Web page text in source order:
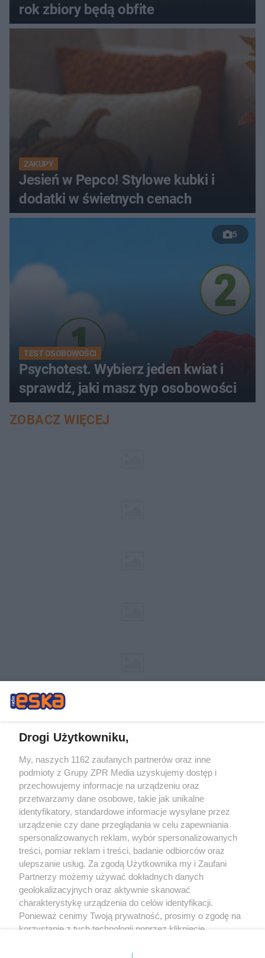
rok zbiory będą obfite
ZAKUPY
Jesień w Pepco! Stylowe kubki i
dodatki w świetnych cenach
5
TEST OSOBOWOŚCI
Psychotest. Wybierz jeden kwiat i
sprawdź, jaki masz typ osobowości
ZOBACZ WIĘCEJ
Żaden utwór zamieszczony w serwisie nie może być powielany i
rozpowszechniany lub dalej rozpowszechniany w jakikolwiek sposób (w
tym także elektroniczny lub mechaniczny) na jakimkolwiek polu
eksploatacji w jakiejkolwiek formie, włącznie z umieszczaniem w Internecie
bez pisemnej zgody właściciela praw. Jakiekolwiek użycie lub
wykorzystanie utworów w całości lub w części z naruszeniem prawa, tzn.
bez właściwej zgody, jest zabronione pod groźbą kary i może być ścigane
prawnie.
O nas
Drogi Użytkowniku,
My, naszych 1162 zaufanych partnerów oraz inne
podmioty z Grupy ZPR Media uzyskujemy dostęp i
przechowujemy informacje na urządzeniu oraz
przetwarzamy dane osobowe, takie jak unikalne
identyfikatory, standardowe informacje wysyłane przez
urządzenie czy dane przeglądania w celu zapewniania
spersonalizowanych reklam, wybór spersonalizowanych
treści, pomiar reklam i treści, badanie odbiorców oraz
ulepszanie usług. Za zgodą Użytkownika my i Zaufani
Partnerzy możemy używać dokładnych danych
geolokalizacyjnych oraz aktywnie skanować
charakterystykę urządzenia do celów identyfikacji.
Ponieważ cenimy Twoją prywatność, prosimy o zgodę na
korzystanie z tych technologii poprzez kliknięcie
zmienić/wycofać klikając przycisk ustawień prywatności